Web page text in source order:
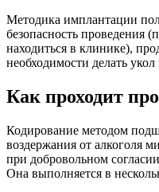
Методика имплантации
безопасность проведения
находиться в клинике),
необходимости делать
Как проходит
Кодирование методом
воздержания от алкоголя
при добровольном
Она выполняется в